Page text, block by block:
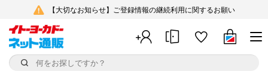
【大切なお知らせ】ご登録情報の継続利用に関するお願い